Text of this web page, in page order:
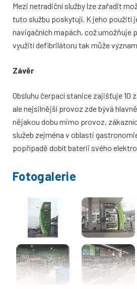
Mezi netradiční služby lze zařadit
tuto službu poskytují. K jeho použití
navigačních mapách, což umožňuje
využití defibrilátoru tak může
Závěr
Obsluhu čerpací stanice zajišťuje 10
ale nejsilnější provoz zde bývá
nějakou dobu mimo provoz,
služeb zejména v oblasti
popřípadě dobít baterii svého
Fotogalerie